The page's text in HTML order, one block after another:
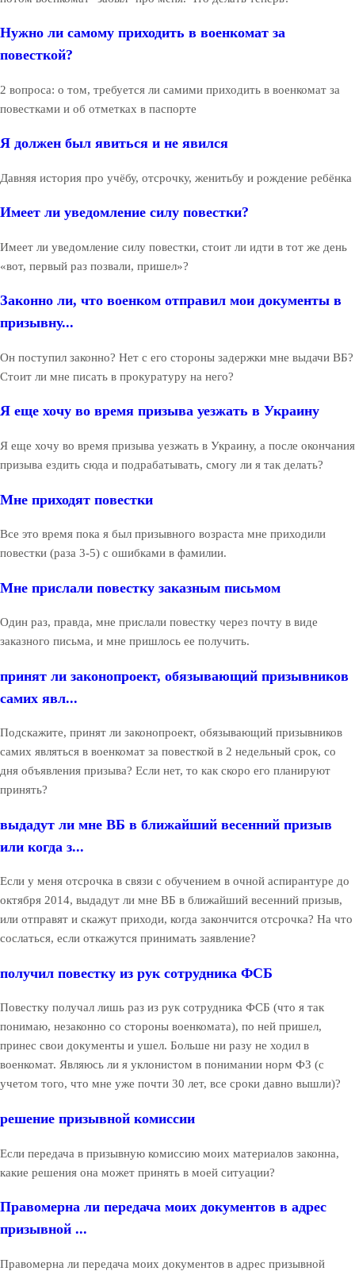
Нужно ли самому приходить в военкомат за
повесткой?
2 вопроса: о том, требуется ли самими приходить в военкомат за
повестками и об отметках в паспорте
Я должен был явиться и не явился
Давняя история про учёбу, отсрочку, женитьбу и рождение ребёнка
Имеет ли уведомление силу повестки?
Имеет ли уведомление силу повестки, стоит ли идти в тот же день
«вот, первый раз позвали, пришел»?
Законно ли, что военком отправил мои документы в
призывну...
Он поступил законно? Нет с его стороны задержки мне выдачи ВБ?
Стоит ли мне писать в прокуратуру на него?
Я еще хочу во время призыва уезжать в Украину
Я еще хочу во время призыва уезжать в Украину, а после окончания
призыва ездить сюда и подрабатывать, смогу ли я так делать?
Мне приходят повестки
Все это время пока я был призывного возраста мне приходили
повестки (раза 3-5) с ошибками в фамилии.
Мне прислали повестку заказным письмом
Один раз, правда, мне прислали повестку через почту в виде
заказного письма, и мне пришлось ее получить.
принят ли законопроект, обязывающий призывников
самих явл...
Подскажите, принят ли законопроект, обязывающий призывников
самих являться в военкомат за повесткой в 2 недельный срок, со
дня объявления призыва? Если нет, то как скоро его планируют
принять?
выдадут ли мне ВБ в ближайший весенний призыв
или когда з...
Если у меня отсрочка в связи с обучением в очной аспирантуре до
октября 2014, выдадут ли мне ВБ в ближайший весенний призыв,
или отправят и скажут приходи, когда закончится отсрочка? На что
сослаться, если откажутся принимать заявление?
получил повестку из рук сотрудника ФСБ
Повестку получал лишь раз из рук сотрудника ФСБ (что я так
понимаю, незаконно со стороны военкомата), по ней пришел,
принес свои документы и ушел. Больше ни разу не ходил в
военкомат. Являюсь ли я уклонистом в понимании норм ФЗ (с
учетом того, что мне уже почти 30 лет, все сроки давно вышли)?
решение призывной комиссии
Если передача в призывную комиссию моих материалов законна,
какие решения она может принять в моей ситуации?
Правомерна ли передача моих документов в адрес
призывной ...
Правомерна ли передача моих документов в адрес призывной